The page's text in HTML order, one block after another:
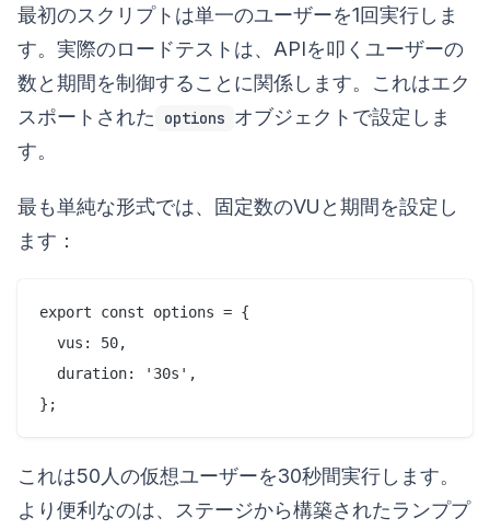
最初のスクリプトは単一のユーザーを1回実行しま
す。実際のロードテストは、APIを叩くユーザーの
数と期間を制御することに関係します。これはエク
スポートされた
options オブジェクトで設定しま
す。
最も単純な形式では、固定数のVUと期間を設定し
ます：
export const options = {
  vus: 50,
  duration: '30s',
これは50人の仮想ユーザーを30秒間実行します。
より便利なのは、ステージから構築されたランププ